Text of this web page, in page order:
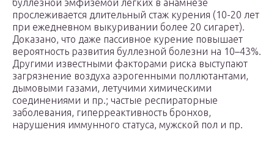
буллезной эмфиземой легких в анамнезе
прослеживается длительный стаж курения (10-20 лет
при ежедневном выкуривании более 20 сигарет).
Доказано, что даже пассивное курение повышает
вероятность развития буллезной болезни на 10–43%.
Другими известными факторами риска выступают
загрязнение воздуха аэрогенными поллютантами,
дымовыми газами, летучими химическими
соединениями и пр.; частые респираторные
заболевания, гиперреактивность бронхов,
нарушения иммунного статуса, мужской пол и пр.